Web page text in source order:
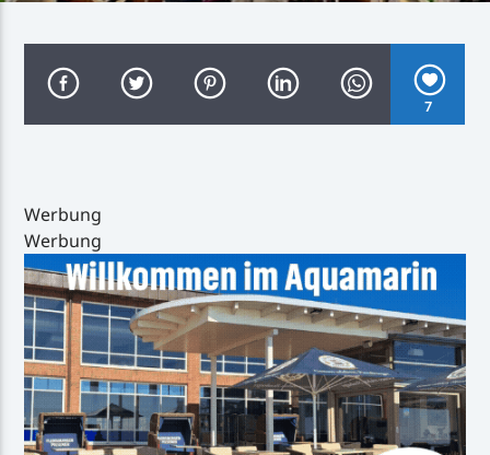
One Cry (feat. Rosa Linn)
Galantis
Handystream
7
Werbung
Werbung